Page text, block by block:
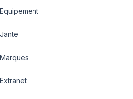
Equipement
Jante
Marques
Extranet